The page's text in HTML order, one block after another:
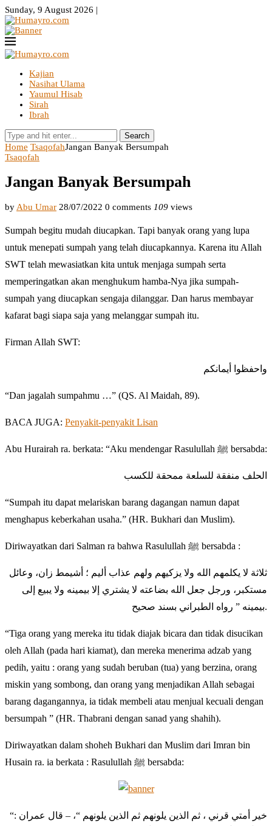
Sunday, 9 August 2026 |
Kajian
Nasihat Ulama
Yaumul Hisab
Sirah
Ibrah
Search
Home TsaqofahJangan Banyak Bersumpah
Tsaqofah
Jangan Banyak Bersumpah
by Abu Umar 28/07/2022 0 comments 109 views
Sumpah begitu mudah diucapkan. Tapi banyak orang yang lupa
untuk menepati sumpah yang telah diucapkannya. Karena itu Allah
SWT telah mewasiatkan kita untuk menjaga sumpah serta
memperingatkan akan menghukum hamba-Nya jika sumpah-
sumpah yang diucapkan sengaja dilanggar. Dan harus membayar
kafarat bagi siapa saja yang melanggar sumpah itu.
Firman Allah SWT:
واحفظوا أيمانكم
“Dan jagalah sumpahmu …” (QS. Al Maidah, 89).
BACA JUGA: Penyakit-penyakit Lisan
Abu Hurairah ra. berkata: “Aku mendengar Rasulullah ﷺ bersabda:
الحلف منفقة للسلعة ممحقة للكسب
“Sumpah itu dapat melariskan barang dagangan namun dapat
menghapus keberkahan usaha.” (HR. Bukhari dan Muslim).
Diriwayatkan dari Salman ra bahwa Rasulullah ﷺ bersabda :
ثلاثة لا يكلمهم الله ولا يزكيهم ولهم عذاب أليم ؛ أشيمط زان، وعائل
مستكبر، ورجل جعل الله بضاعته لا يشتري إلا بيمينه ولا يبيع إلى
بيمينه ” رواه الطبراني بسند صحيح.
“Tiga orang yang mereka itu tidak diajak bicara dan tidak disucikan
oleh Allah (pada hari kiamat), dan mereka menerima adzab yang
pedih, yaitu : orang yang sudah beruban (tua) yang berzina, orang
miskin yang sombong, dan orang yang menjadikan Allah sebagai
barang dagangannya, ia tidak membeli atau menjual kecuali dengan
bersumpah ” (HR. Thabrani dengan sanad yang shahih).
Diriwayatkan dalam shoheh Bukhari dan Muslim dari Imran bin
Husain ra. ia berkata : Rasulullah ﷺ bersabda:
“خير أمتي قرني ، ثم الذين يلونهم ثم الذين يلونهم “، – قال عمران :